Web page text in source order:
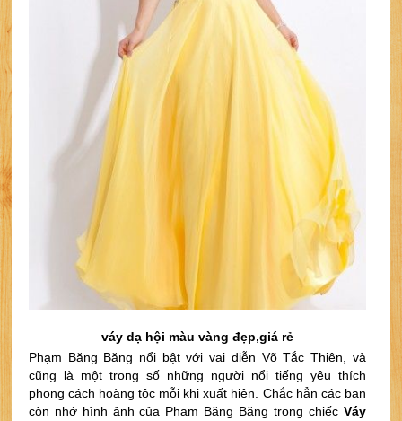
váy dạ hội màu vàng đẹp,giá rẻ
Phạm Băng Băng nổi bật với vai diễn Võ Tắc Thiên, và
cũng là một trong số những người nổi tiếng yêu thích
phong cách hoàng tộc mỗi khi xuất hiện. Chắc hẳn các bạn
còn nhớ hình ảnh của Phạm Băng Băng trong chiếc Váy